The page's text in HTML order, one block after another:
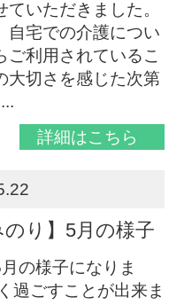
いただきました。
自宅での介護につい
ご利用されているこ
大切さを感じた次第
詳細はこちら
り】5月の様子
の様子になりま
過ごすことが出来ま